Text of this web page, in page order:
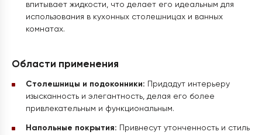
впитывает жидкости, что делает его идеальным для
использования в кухонных столешницах и ванных
комнатах.
Области применения
Столешницы и подоконники: Придадут интерьеру
изысканность и элегантность, делая его более
привлекательным и функциональным.
Напольные покрытия: Привнесут утонченность и стиль